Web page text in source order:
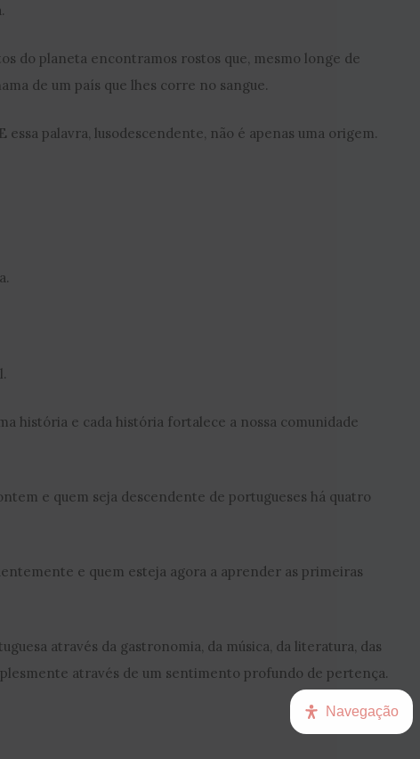
do planeta encontramos rostos que, mesmo longe de
de um país que lhes corre no sangue.
essa palavra, lusodescendente, não é apenas uma origem.
história e cada história fortalece a nossa comunidade
e quem seja descendente de portugueses há quatro
e quem esteja agora a aprender as primeiras
através da gastronomia, da música, da literatura, das
através de um sentimento profundo de pertença.
Navegação